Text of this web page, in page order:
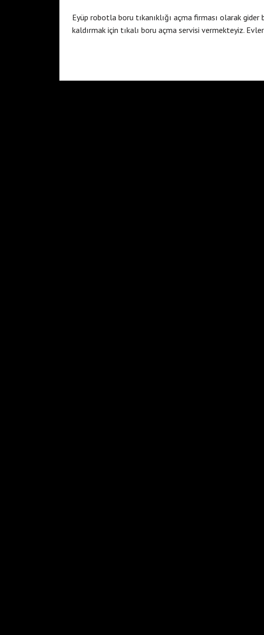
Eyüp robotla boru tıkanıklığı açma firması olarak gider
kaldırmak için tıkalı boru açma servisi vermekteyiz.